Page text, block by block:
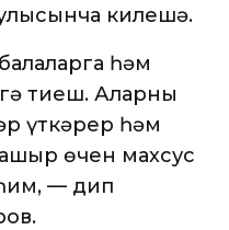
килешә.
һәм
тиеш. Аларның
үткәрер һәм
өчен махсус
— дип